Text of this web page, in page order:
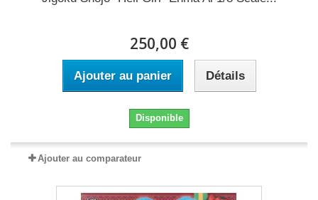
250,00 €
Ajouter au panier Détails
Disponible
Ajouter au comparateur